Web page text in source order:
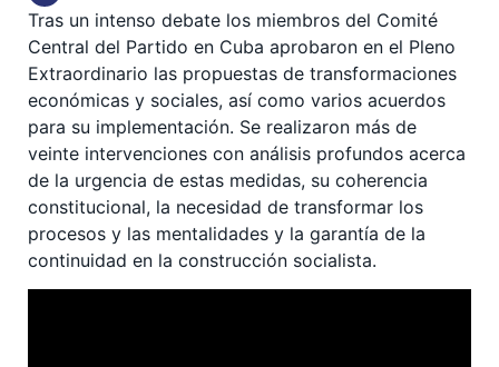
Tras un intenso debate los miembros del Comité
Central del Partido en Cuba aprobaron en el Pleno
Extraordinario las propuestas de transformaciones
económicas y sociales, así como varios acuerdos
para su implementación. Se realizaron más de
veinte intervenciones con análisis profundos acerca
de la urgencia de estas medidas, su coherencia
constitucional, la necesidad de transformar los
procesos y las mentalidades y la garantía de la
continuidad en la construcción socialista.